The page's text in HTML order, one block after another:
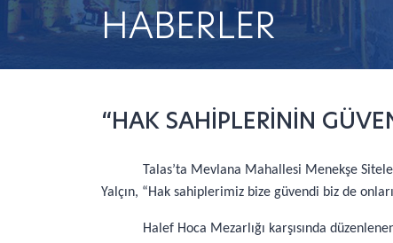
HABERLER
“HAK SAHİPLERİNİN
Talas’ta Mevlana Mahallesi Menekşe
Yalçın, “Hak sahiplerimiz bize güvendi biz de
Halef Hoca Mezarlığı karşısında